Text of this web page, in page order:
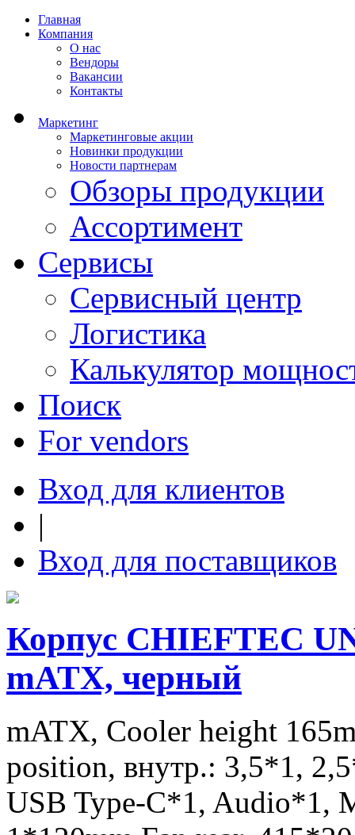
Главная
Компания
О нас
Вендоры
Вакансии
Контакты
Маркетинг
Маркетинговые акции
Новинки продукции
Новости партнерам
Обзоры продукции
Ассортимент
Сервисы
Сервисный центр
Логистика
Калькулятор
Поиск
For vendors
Вход для клиентов
|
Вход для поставщиков
Корпус CHIEFTEC
mATX, черный
mATX, Cooler height
position, внутр.: 3,5*1,
USB Type-C*1, Audio*1,